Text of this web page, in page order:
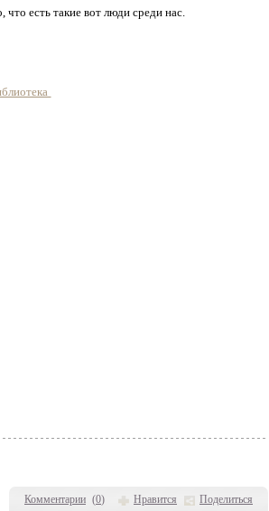
Комментарии (0) Нравится Поделиться
есть такие вот люди среди нас.